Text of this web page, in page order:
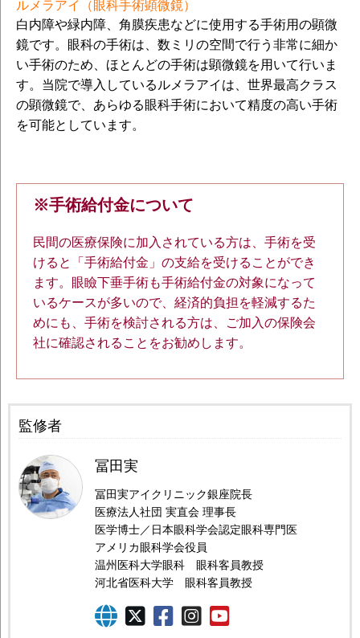
ルメラアイ（眼科手術顕微鏡）
白内障や緑内障、角膜疾患などに使用する手術用の顕微
鏡です。眼科の手術は、数ミリの空間で行う非常に細か
い手術のため、ほとんどの手術は顕微鏡を用いて行いま
す。当院で導入しているルメラアイは、世界最高クラス
の顕微鏡で、あらゆる眼科手術において精度の高い手術
を可能としています。
※手術給付金について
民間の医療保険に加入されている方は、手術を受
けると「手術給付金」の支給を受けることができ
ます。眼瞼下垂手術も手術給付金の対象になって
いるケースが多いので、経済的負担を軽減するた
めにも、手術を検討される方は、ご加入の保険会
社に確認されることをお勧めします。
監修者
冨田実
冨田実アイクリニック銀座院長
医療法人社団 実直会 理事長
医学博士／日本眼科学会認定眼科専門医
アメリカ眼科学会役員
温州医科大学眼科 眼科客員教授
河北省医科大学 眼科客員教授